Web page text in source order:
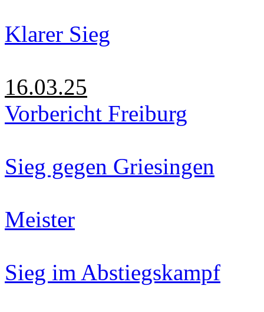
Klarer Sieg
16.03.25
Vorbericht Freiburg
Sieg gegen Griesingen
Meister
Sieg im Abstiegskampf